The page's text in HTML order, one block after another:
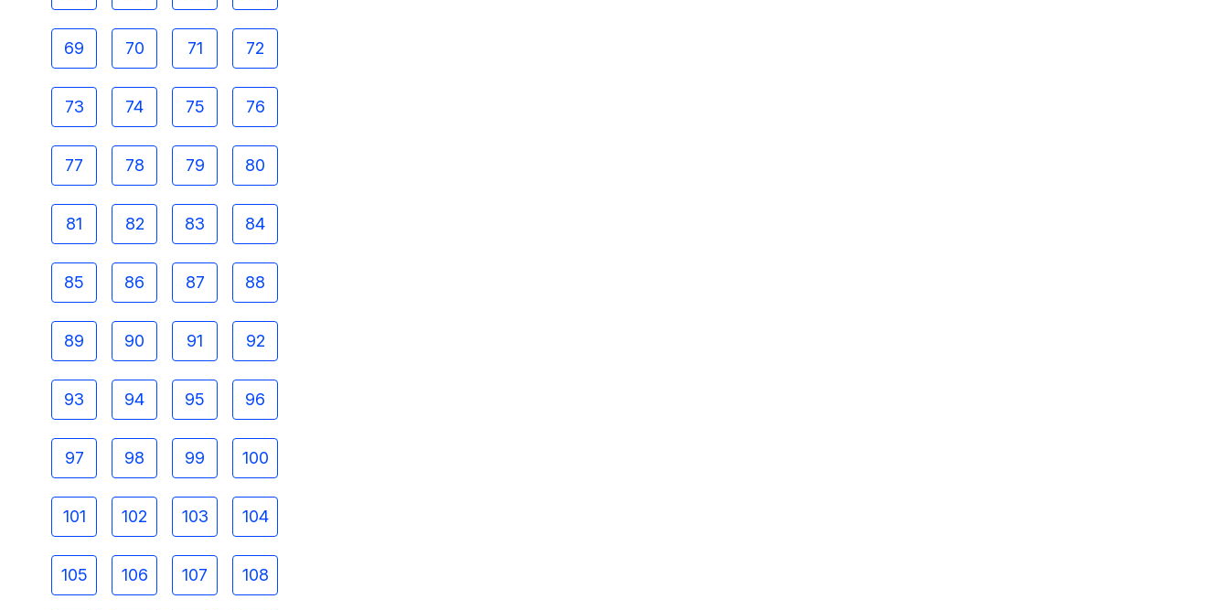
69 70 71 72
73 74 75 76
77 78 79 80
81 82 83 84
85 86 87 88
89 90 91 92
93 94 95 96
97 98 99 100
101 102 103 104
105 106 107 108